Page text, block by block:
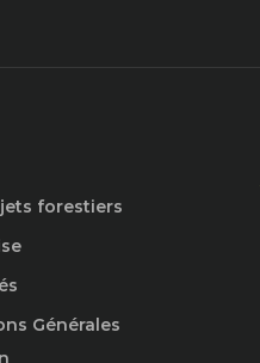
forestiers
Générales